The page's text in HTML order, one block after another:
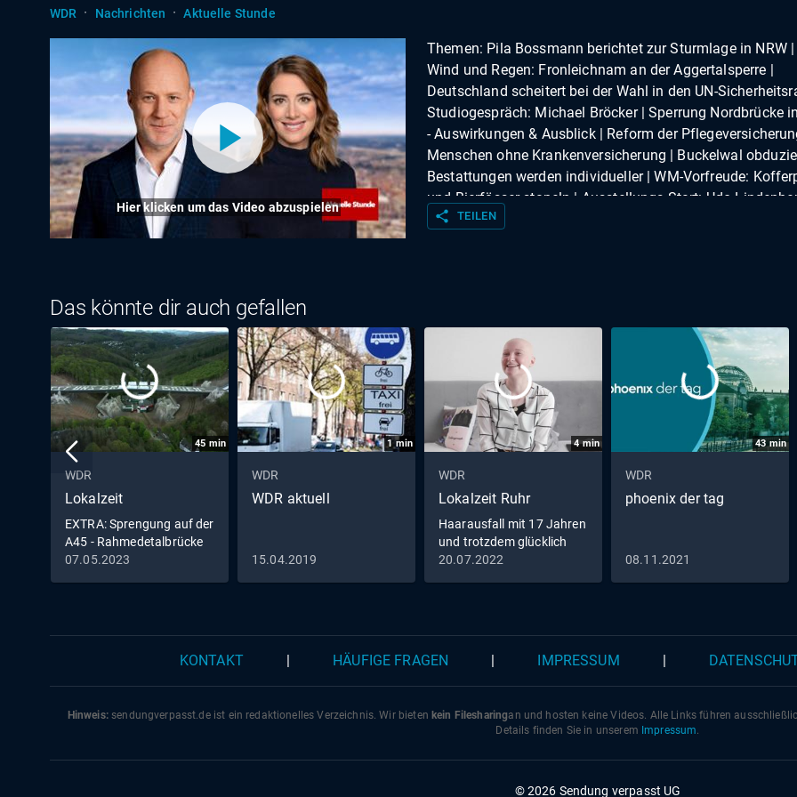
WDR · Nachrichten · Aktuelle Stunde
Hier klicken um das Video abzuspielen
Themen: Pila Bossmann berichtet zur Sturmlage in NRW
Wind und Regen: Fronleichnam an der Aggertalsperre |
Deutschland scheitert bei der Wahl in den UN-
Studiogespräch: Michael Bröcker | Sperrung Nordbrücke
- Auswirkungen & Ausblick | Reform der
Menschen ohne Krankenversicherung | Buckelwal
Bestattungen werden individueller | WM-Vorfreude:
und Bierfässer stapeln | Ausstellungs-Start: Udo
Original-Hotelzimmer | Reporter Heinrich Buttermann
share TEILEN
Das könnte dir auch gefallen
45 min
WDR
Lokalzeit
EXTRA: Sprengung auf der
A45 - Rahmedetalbrücke
in Lüdenscheid fällt
07.05.2023
1min
WDR
WDR aktuell
15.04.2019
4min
WDR
Lokalzeit Ruhr
Haarausfall mit 17 Jahren
und trotzdem glücklich
20.07.2022
43min
WDR
phoenix der tag
08.11.2021
KONTAKT HÄUFIGE FRAGEN IMPRESSUM
Hinweis:sendungverpasst.deist ein redaktionelles Verzeichnis. Wir bieten kein Filesharingan und hosten keine Videos. Alle Links führen
Details finden Sie in unserem Impressum.
© 2026 Sendung verpasst UG